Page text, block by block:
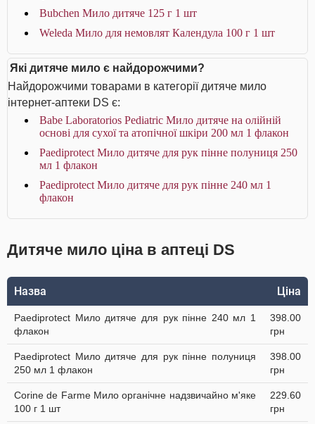
Bubchen Мило дитяче 125 г 1 шт
Weleda Мило для немовлят Календула 100 г 1 шт
Які дитяче мило є найдорожчими?
Найдорожчими товарами в категорії дитяче мило
інтернет-аптеки DS є:
Babe Laboratorios Pediatric Мило дитяче на олійній
основі для сухої та атопічної шкіри 200 мл 1 флакон
Paediprotect Мило дитяче для рук пінне полуниця 250
мл 1 флакон
Paediprotect Мило дитяче для рук пінне 240 мл 1
флакон
Дитяче мило ціна в аптеці DS
Назва Ціна
Paediprotect Мило дитяче для рук пінне 240 мл 1
флакон
398.00
грн
Paediprotect Мило дитяче для рук пінне полуниця
250 мл 1 флакон
398.00
грн
Corine de Farme Мило органічне надзвичайно м'яке
100 г 1 шт
229.60
грн